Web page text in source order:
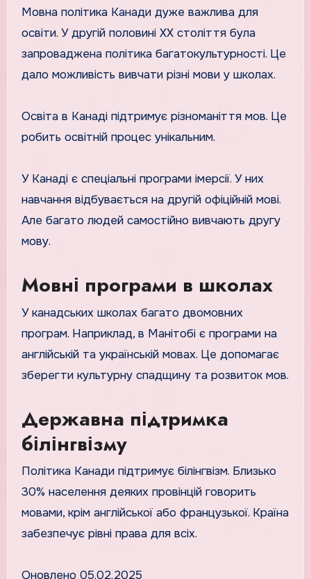
Мовна політика Канади дуже важлива для
освіти. У другій половині ХХ століття була
запроваджена політика багатокультурності. Це
дало можливість вивчати різні мови у школах.
Освіта в Канаді підтримує різноманіття мов. Це
робить освітній процес унікальним.
У Канаді є спеціальні програми імерсії. У них
навчання відбувається на другій офіційній мові.
Але багато людей самостійно вивчають другу
мову.
Мовні програми в школах
У канадських школах багато двомовних
програм. Наприклад, в Манітобі є програми на
англійській та українській мовах. Це допомагає
зберегти культурну спадщину та розвиток мов.
Державна підтримка
білінгвізму
Політика Канади підтримує білінгвізм. Близько
30% населення деяких провінцій говорить
мовами, крім англійської або французької. Країна
забезпечує рівні права для всіх.
Оновлено 05.02.2025